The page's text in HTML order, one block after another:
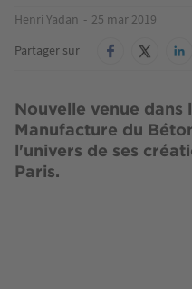
Henri Yadan
25 mar 2019
Partager sur
Nouvelle venue
Manufacture du
l'univers de ses
Paris.